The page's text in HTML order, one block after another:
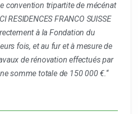
convention tripartite de mécénat
RESIDENCES FRANCO SUISSE
à la Fondation du
fois, et au fur et à mesure de
de rénovation effectués par
somme totale de 150 000 €.“